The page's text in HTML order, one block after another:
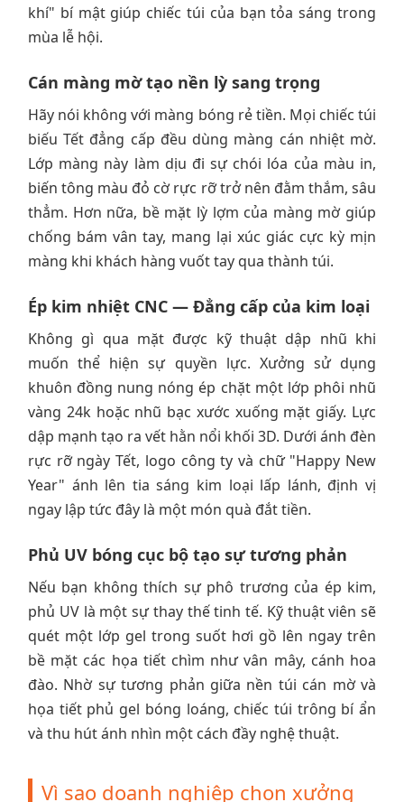
khí" bí mật giúp chiếc túi của bạn tỏa sáng trong
mùa lễ hội.
Cán màng mờ tạo nền lỳ sang trọng
Hãy nói không với màng bóng rẻ tiền. Mọi chiếc túi
biếu Tết đẳng cấp đều dùng màng cán nhiệt mờ.
Lớp màng này làm dịu đi sự chói lóa của màu in,
biến tông màu đỏ cờ rực rỡ trở nên đằm thắm, sâu
thẳm. Hơn nữa, bề mặt lỳ lợm của màng mờ giúp
chống bám vân tay, mang lại xúc giác cực kỳ mịn
màng khi khách hàng vuốt tay qua thành túi.
Ép kim nhiệt CNC — Đẳng cấp của kim loại
Không gì qua mặt được kỹ thuật dập nhũ khi
muốn thể hiện sự quyền lực. Xưởng sử dụng
khuôn đồng nung nóng ép chặt một lớp phôi nhũ
vàng 24k hoặc nhũ bạc xước xuống mặt giấy. Lực
dập mạnh tạo ra vết hằn nổi khối 3D. Dưới ánh đèn
rực rỡ ngày Tết, logo công ty và chữ "Happy New
Year" ánh lên tia sáng kim loại lấp lánh, định vị
ngay lập tức đây là một món quà đắt tiền.
Phủ UV bóng cục bộ tạo sự tương phản
Nếu bạn không thích sự phô trương của ép kim,
phủ UV là một sự thay thế tinh tế. Kỹ thuật viên sẽ
quét một lớp gel trong suốt hơi gồ lên ngay trên
bề mặt các họa tiết chìm như vân mây, cánh hoa
đào. Nhờ sự tương phản giữa nền túi cán mờ và
họa tiết phủ gel bóng loáng, chiếc túi trông bí ẩn
và thu hút ánh nhìn một cách đầy nghệ thuật.
Vì sao doanh nghiệp chọn xưởng